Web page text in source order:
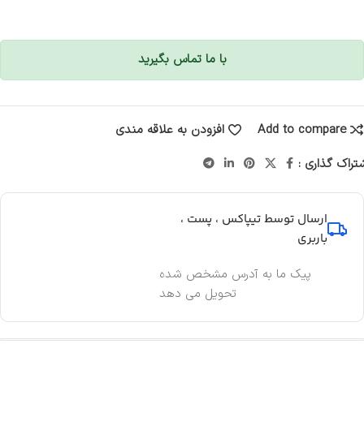
با ما تماس بگیرید
Add to compare
افزودن به علاقه مندی
گذاری :
ارسال توسط تیپاکس ، پست ،
باربری
پیک ما به آدرس مشخص شده
تحویل می دهد